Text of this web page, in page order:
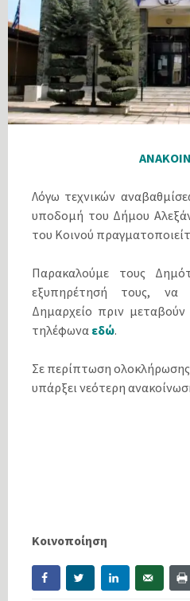
Λόγω τεχνικών
υποδομή του Δήμου
του Κοινού
Παρακαλούμε τους
εξυπηρέτησή τους, να
Δημαρχείο πριν
τηλέφωνα εδώ.
Σε περίπτωση
υπάρξει νεότερη
Κοινοποίηση